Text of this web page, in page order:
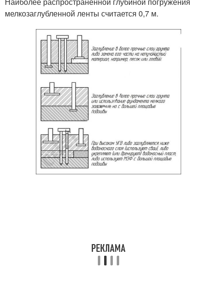
мелкозаглубленной ленты считается 0,7 м.